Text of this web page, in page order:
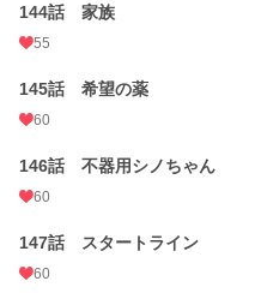
144話 家族
55
145話 希望の薬
60
146話 不器用シノちゃん
60
147話 スタートライン
60